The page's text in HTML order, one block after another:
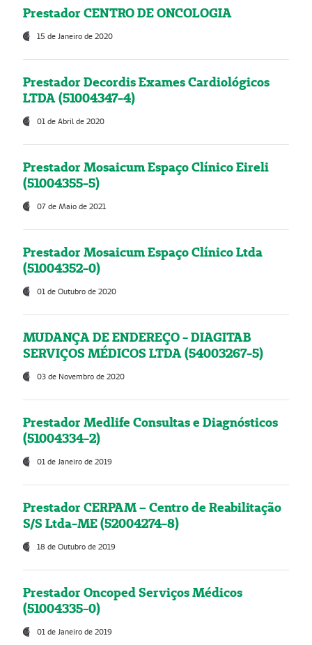
Prestador CENTRO DE ONCOLOGIA
15 de Janeiro de 2020
Prestador Decordis Exames Cardiológicos
LTDA (51004347-4)
01 de Abril de 2020
Prestador Mosaicum Espaço Clínico Eireli
(51004355-5)
07 de Maio de 2021
Prestador Mosaicum Espaço Clínico Ltda
(51004352-0)
01 de Outubro de 2020
MUDANÇA DE ENDEREÇO - DIAGITAB
SERVIÇOS MÉDICOS LTDA (54003267-5)
03 de Novembro de 2020
Prestador Medlife Consultas e Diagnósticos
(51004334-2)
01 de Janeiro de 2019
Prestador CERPAM – Centro de Reabilitação
S/S Ltda-ME (52004274-8)
18 de Outubro de 2019
Prestador Oncoped Serviços Médicos
(51004335-0)
01 de Janeiro de 2019